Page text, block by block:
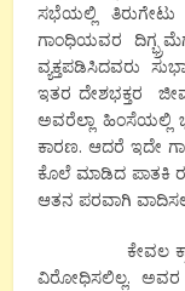
ಸಭೆಯಲ್ಲಿ
ಗಾಂಧಿಯವರ
ವ್ಯಕ್ತಪಡಿಸಿದವರು
ಇತರ ದೇಶಭಕ್ತರ
ಅವರೆಲ್ಲಾ ಹಿಂಸೆಯಲ್ಲಿ
ಕಾರಣ. ಆದರೆ ಇದೇ
ಕೊಲೆ ಮಾಡಿದ ಪಾತಕಿ
ಆತನ ಪರವಾಗಿ
ಕೇವಲ ಕ್ರಾಂತಿಯ
ವಿರೋಧಿಸಲಿಲ್ಲ. ಅವರ